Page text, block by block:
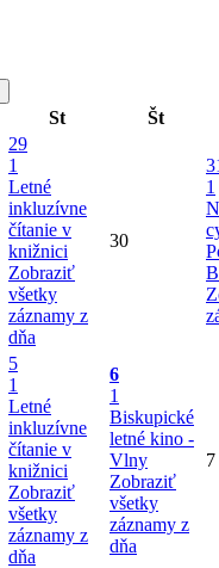
St Št
29
1
Letné
inkluzívne
čítanie v
knižnici
Zobraziť
všetky
záznamy z
dňa
30
1
5
1
Letné
inkluzívne
čítanie v
knižnici
Zobraziť
všetky
záznamy z
dňa
6
1
Biskupické
letné kino -
Vlny
Zobraziť
všetky
záznamy z
dňa
7